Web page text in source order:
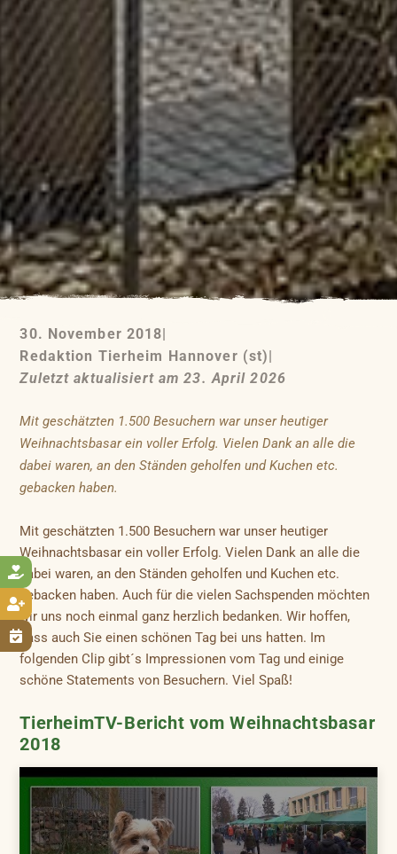



30. November 2018|
Redaktion Tierheim Hannover (st)|
Zuletzt aktualisiert am 23. April 2026
Mit geschätzten 1.500 Besuchern war unser heutiger
Weihnachtsbasar ein voller Erfolg. Vielen Dank an alle die
dabei waren, an den Ständen geholfen und Kuchen etc.
gebacken haben.
Mit geschätzten 1.500 Besuchern war unser heutiger
Weihnachtsbasar ein voller Erfolg. Vielen Dank an alle die
dabei waren, an den Ständen geholfen und Kuchen etc.
gebacken haben. Auch für die vielen Sachspenden möchten
wir uns noch einmal ganz herzlich bedanken. Wir hoffen,
dass auch Sie einen schönen Tag bei uns hatten. Im
folgenden Clip gibt´s Impressionen vom Tag und einige
schöne Statements von Besuchern. Viel Spaß!
TierheimTV-Bericht vom Weihnachtsbasar
2018